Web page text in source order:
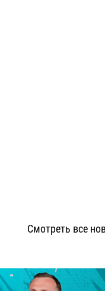
Смотреть все